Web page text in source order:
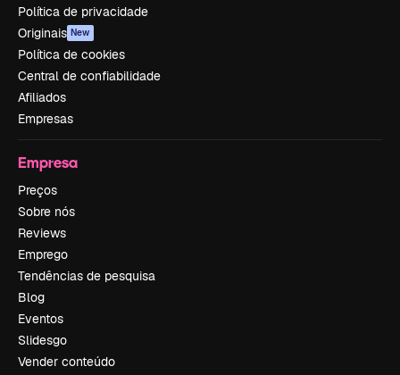
Política de privacidade
Originais New
Política de cookies
Central de confiabilidade
Afiliados
Empresas
Empresa
Preços
Sobre nós
Reviews
Emprego
Tendências de pesquisa
Blog
Eventos
Slidesgo
Vender conteúdo